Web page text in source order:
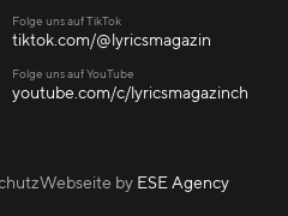
Folge uns auf TikTok
tiktok.com/@lyricsmagazin
Folge uns auf YouTube
youtube.com/c/lyricsmagazinch
Webseite by ESE Agency